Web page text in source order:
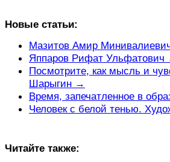
Новые статьи:
Мазитов Амир
Яппаров Рифат Ульфатович
Посмотрите, как мысль и
Шарыгин →
Время, запечатленное в
Человек с белой тенью.
Читайте также: